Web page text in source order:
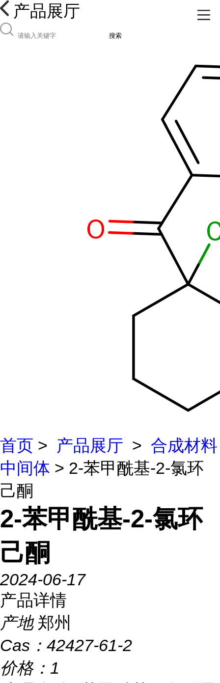
产品展厅
搜索
首页 > 产品展厅 > 合成材料
中间体 > 2-苯甲酰基-2-氯环
己酮
2-苯甲酰基-2-氯环
己酮
2024-06-17
产品详情
产地 郑州
Cas： 42427-61-2
价格： 1